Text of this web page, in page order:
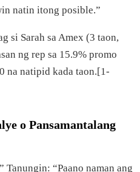
natin itong posible.”
si Sarah sa Amex (3 taon,
ng rep sa 15.9% promo
na natipid kada taon.[1-
o Pansamantalang
“Paano naman ang